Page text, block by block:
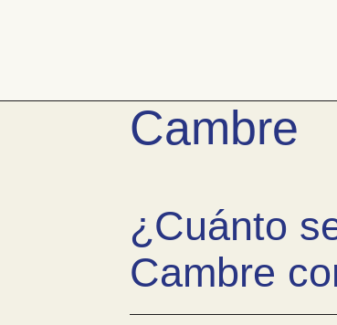
Cambre
¿Cuánto
Cambre